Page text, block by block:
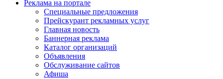
Реклама на портале
Специальные предложения
Прейскурант рекламных услуг
Главная новость
Баннерная реклама
Каталог организаций
Объявления
Обслуживание сайтов
Афиша